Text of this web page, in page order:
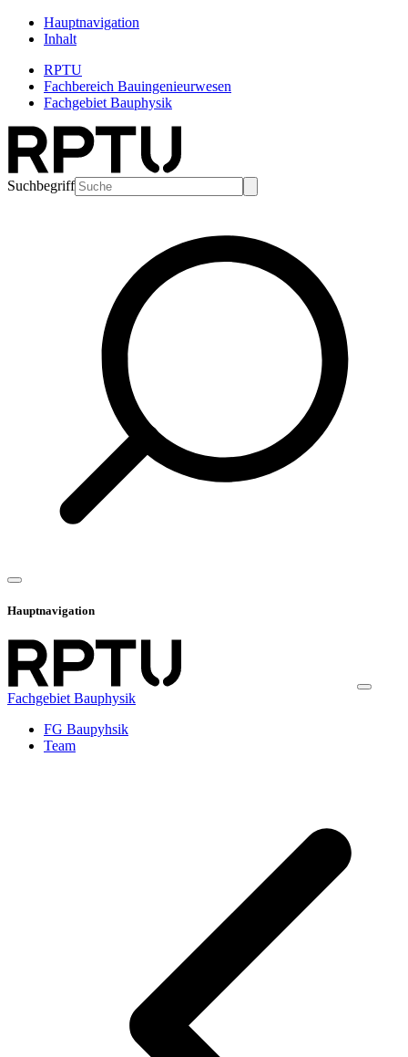
Hauptnavigation
Inhalt
RPTU
Fachbereich Bauingenieurwesen
Fachgebiet Bauphysik
Suchbegriff
Hauptnavigation
Fachgebiet Bauphysik
FG Baupyhsik
Team